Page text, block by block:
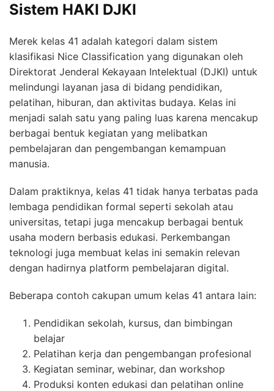
Sistem HAKI DJKI
Merek kelas 41 adalah kategori dalam sistem
klasifikasi Nice Classification yang digunakan oleh
Direktorat Jenderal Kekayaan Intelektual (DJKI) untuk
melindungi layanan jasa di bidang pendidikan,
pelatihan, hiburan, dan aktivitas budaya. Kelas ini
menjadi salah satu yang paling luas karena mencakup
berbagai bentuk kegiatan yang melibatkan
pembelajaran dan pengembangan kemampuan
manusia.
Dalam praktiknya, kelas 41 tidak hanya terbatas pada
lembaga pendidikan formal seperti sekolah atau
universitas, tetapi juga mencakup berbagai bentuk
usaha modern berbasis edukasi. Perkembangan
teknologi juga membuat kelas ini semakin relevan
dengan hadirnya platform pembelajaran digital.
Beberapa contoh cakupan umum kelas 41 antara lain:
Pendidikan sekolah, kursus, dan bimbingan
belajar
Pelatihan kerja dan pengembangan profesional
Kegiatan seminar, webinar, dan workshop
Produksi konten edukasi dan pelatihan online